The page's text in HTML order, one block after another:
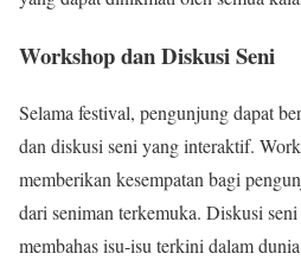
Workshop dan Diskusi Seni
Selama festival, pengunjung dapat
dan diskusi seni yang interaktif.
memberikan kesempatan bagi
dari seniman terkemuka. Diskusi
membahas isu-isu terkini dalam